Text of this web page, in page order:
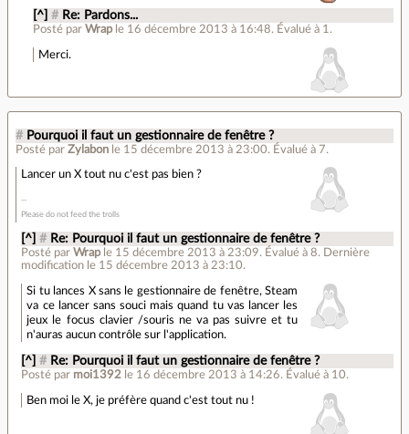
[^] # Re: Pardons...
Posté parWrap le 16 décembre 2013 à 16:48. Évalué à 1 .
Merci.
# Pourquoi il faut un gestionnaire de fenêtre ?
Posté par Zylabon le 15 décembre 2013 à 23:00. Évalué à 7.
Lancer un X tout nu c'est pas bien ?
Please do not feed the trolls
[^] # Re: Pourquoi il faut un gestionnaire de fenêtre ?
Posté parWrap le 15 décembre 2013 à 23:09. Évalué à8. Dernière
modification le 15 décembre 2013 à 23:10.
Si tu lances X sans le gestionnaire de fenêtre, Steam
va ce lancer sans souci mais quand tu vas lancer les
jeux le focus clavier /souris ne va pas suivre et tu
n'auras aucun contrôle sur l'application.
[^] # Re: Pourquoi il faut un gestionnaire de fenêtre ?
Posté par moi1392 le 16 décembre 2013 à 14:26. Évalué à 10.
Ben moi le X, je préfère quand c'est tout nu !